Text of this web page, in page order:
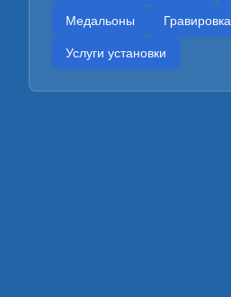
Медальоны Гравировка
Услуги установки